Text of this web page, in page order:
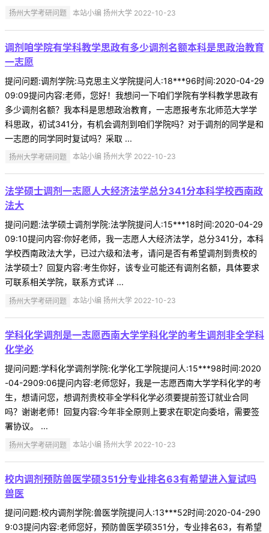
扬州大学考研问题 本站小编 扬州大学 2022-10-23
调剂咱学院有学科教学思政有多少调剂名额本科是思政治教育
一志愿
提问问题:调剂学院:马克思主义学院提问人:18***96时间:2020-04-29
09:09提问内容:老师，您好！我想问一下咱们学院有学科教学思政有
多少调剂名额？我本科是思想政治教育，一志愿报考东北师范大学学
科思政，初试341分，有机会调剂到咱们学院吗？对于调剂的同学是和
一志愿的同学同时复试吗？采取 ...
扬州大学考研问题 本站小编 扬州大学 2022-10-23
法学硕士调剂一志愿人大经济法学总分341分本科学校西南政
法大
提问问题:法学硕士调剂学院:法学院提问人:15***18时间:2020-04-29
09:10提问内容:你好老师，我一志愿人大经济法学，总分341分，本科
学校西南政法大学，已过六级和法考，请问是否有希望调剂到贵校的
法学硕士？回复内容:考生你好，该专业可能还有调剂名额，具体要求
可联系相关学院，联系方式详 ...
扬州大学考研问题 本站小编 扬州大学 2022-10-23
学科化学调剂是一志愿西南大学学科化学的考生调剂非全学科
化学必
提问问题:学科化学调剂学院:化学化工学院提问人:15***98时间:2020
-04-2909:06提问内容:老师您好，我是一志愿西南大学学科化学的考
生，想请问您，想调剂贵校非全学科化学必须要提前签订就业合同
吗？谢谢老师！回复内容:今年非全原则上要求在职定向委培，需要签
署协议。 ...
扬州大学考研问题 本站小编 扬州大学 2022-10-23
校内调剂预防兽医学硕351分专业排名63有希望进入复试吗
兽医
提问问题:校内调剂学院:兽医学院提问人:13***52时间:2020-04-290
9:03提问内容:老师您好，预防兽医学硕351分，专业排名63，有希望